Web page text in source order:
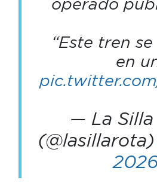
“Este tren
en
— La